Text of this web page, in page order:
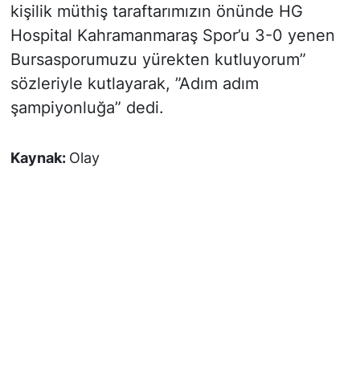
kişilik müthiş taraftarımızın önünde HG
Hospital Kahramanmaraş Spor’u 3-0 yenen
Bursasporumuzu yürekten kutluyorum”
sözleriyle kutlayarak, ”Adım adım
şampiyonluğa” dedi.
Kaynak: Olay